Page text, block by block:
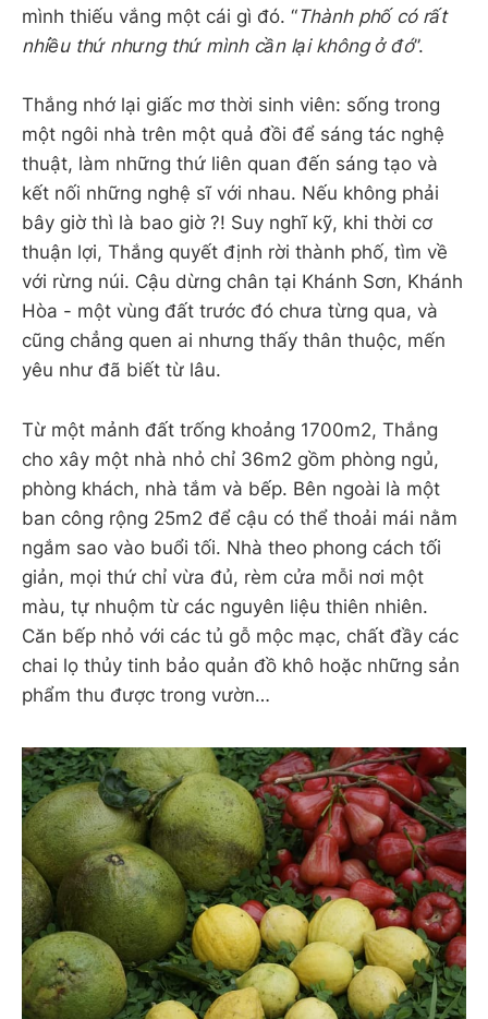
mình thiếu vắng một cái gì đó. “Thành phố có rất
nhiều thứ nhưng thứ mình cần lại không ở đó”.
Thắng nhớ lại giấc mơ thời sinh viên: sống trong
một ngôi nhà trên một quả đồi để sáng tác nghệ
thuật, làm những thứ liên quan đến sáng tạo và
kết nối những nghệ sĩ với nhau. Nếu không phải
bây giờ thì là bao giờ ?! Suy nghĩ kỹ, khi thời cơ
thuận lợi, Thắng quyết định rời thành phố, tìm về
với rừng núi. Cậu dừng chân tại Khánh Sơn, Khánh
Hòa - một vùng đất trước đó chưa từng qua, và
cũng chẳng quen ai nhưng thấy thân thuộc, mến
yêu như đã biết từ lâu.
Từ một mảnh đất trống khoảng 1700m2, Thắng
cho xây một nhà nhỏ chỉ 36m2 gồm phòng ngủ,
phòng khách, nhà tắm và bếp. Bên ngoài là một
ban công rộng 25m2 để cậu có thể thoải mái nằm
ngắm sao vào buổi tối. Nhà theo phong cách tối
giản, mọi thứ chỉ vừa đủ, rèm cửa mỗi nơi một
màu, tự nhuộm từ các nguyên liệu thiên nhiên.
Căn bếp nhỏ với các tủ gỗ mộc mạc, chất đầy các
chai lọ thủy tinh bảo quản đồ khô hoặc những sản
phẩm thu được trong vườn…